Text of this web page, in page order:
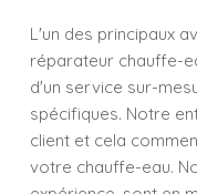
L'un des principaux
réparateur chauffe-
d'un service sur-
spécifiques. Notre
client et cela
votre chauffe-eau.